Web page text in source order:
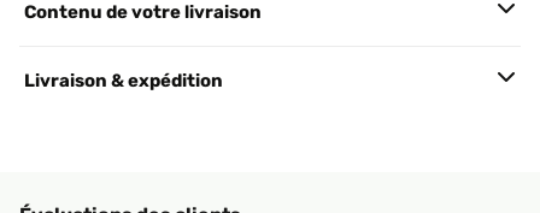
Contenu de votre livraison
Livraison & expédition